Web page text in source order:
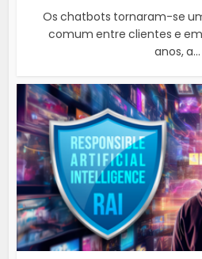
Os chatbots tornaram-se
comum entre clientes e
anos, a...